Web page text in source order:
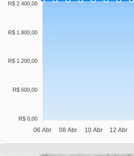
R$ 2.400,00
R$ 1.800,00
R$ 1.200,00
R$ 600,00
R$ 0,00
06 Abr 08 Abr 10 Abr 12 Abr